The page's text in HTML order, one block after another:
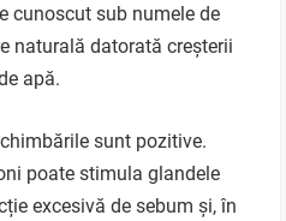
cunoscut sub numele de
naturală datorată creșterii
apă.
sunt pozitive.
poate stimula glandele
excesivă de sebum și, în